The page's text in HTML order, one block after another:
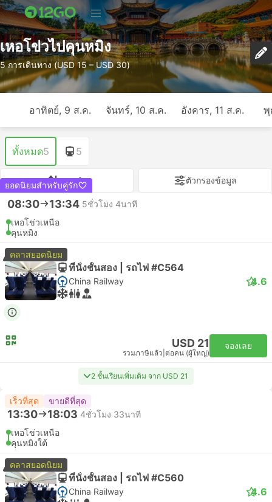
เหอโข่วไปคุนหมิง
5 การเดินทาง (USD 15 – USD 30)
อาทิตย์, 9 ส.ค. จันทร์, 10 ส.ค. อังคาร, 11 ส.ค. พุ
ทั้งหมด5 5
แนะนำ ตัวกรองข้อมูล
ยอดนิยมสำหรับคู่รัก
08:30 13:34 5ชั่วโมง 4นาที
เหอโข่วเหนือ
คุนหมิง
คลาสยอดนิยม
ที่นั่งชั้นสอง | รถไฟ #C564
China Railway 4.6
USD 21
รวมภาษีแล้ว ต่อคน (ผู้ใหญ่)
จองเลย
2 ชั้นเรียนเพิ่มเติม จาก USD 21
เร็วที่สุด ขายดีที่สุด
13:30 18:03 4ชั่วโมง 33นาที
เหอโข่วเหนือ
คุนหมิงใต้
คลาสยอดนิยม
ที่นั่งชั้นสอง | รถไฟ #C560
China Railway 4.6